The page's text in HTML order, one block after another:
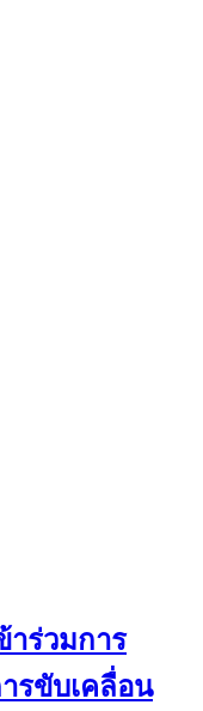
าร่วมการ
รขับเคลื่อน